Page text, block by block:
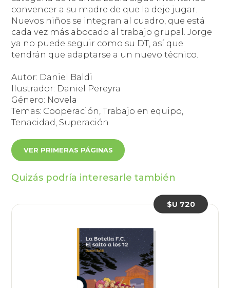
convencer a su madre de que la deje jugar.
Nuevos niños se integran al cuadro, que está
cada vez más abocado al trabajo grupal. Jorge
ya no puede seguir como su DT, así que
tendrán que adaptarse a un nuevo técnico.
Autor: Daniel Baldi
Ilustrador: Daniel Pereyra
Género: Novela
Temas: Cooperación, Trabajo en equipo,
Tenacidad, Superación
VER PRIMERAS PÁGINAS
Quizás podría interesarle también
$U 720